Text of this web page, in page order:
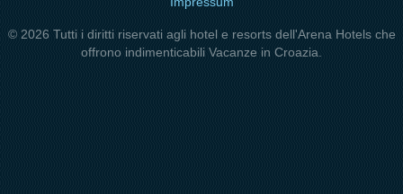
© 2026 Tutti i diritti riservati agli hotel e resorts dell'Arena Hotels che
offrono indimenticabili Vacanze in Croazia.